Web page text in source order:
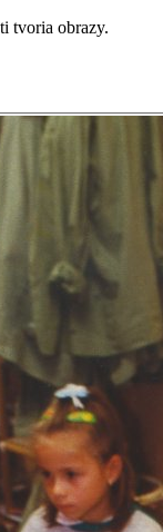
tvoria obrazy.